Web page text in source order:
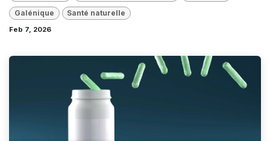
Galénique Santé naturelle
Feb 7, 2026